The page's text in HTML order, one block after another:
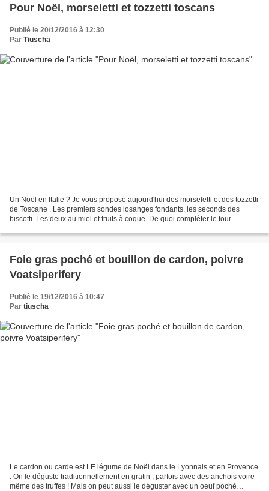
Pour Noël, morseletti et tozzetti toscans
Publié le 20/12/2016 à 12:30
Par Tiuscha
Un Noël en Italie ? Je vous propose aujourd'hui des morseletti et des tozzetti
de Toscane . Les premiers sondes losanges fondants, les seconds des
biscotti. Les deux au miel et fruits à coque. De quoi compléter le tour
Foie gras poché et bouillon de cardon, poivre
Voatsiperifery
Publié le 19/12/2016 à 10:47
Par tiuscha
Le cardon ou carde est LE légume de Noël dans le Lyonnais et en Provence
. On le déguste traditionnellement en gratin , parfois avec des anchois voire
même des truffes ! Mais on peut aussi le déguster avec un oeuf poché